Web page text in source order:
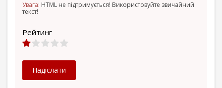
Увага: HTML не підтримується! Використовуйте звичайний
текст!
Рейтинг
Надіслати